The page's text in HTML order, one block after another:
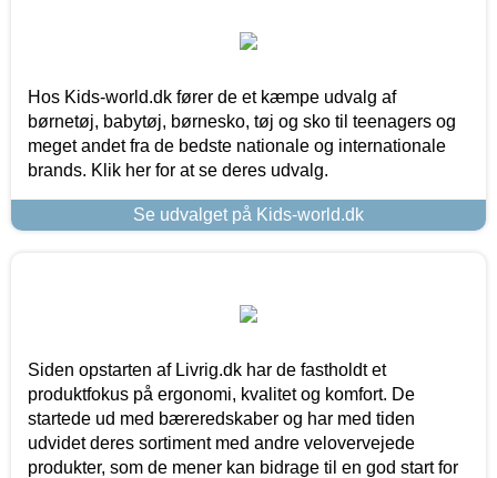
Hos Kids-world.dk fører de et kæmpe udvalg af
børnetøj, babytøj, børnesko, tøj og sko til teenagers og
meget andet fra de bedste nationale og internationale
brands. Klik her for at se deres udvalg.
Se udvalget på Kids-world.dk
Siden opstarten af Livrig.dk har de fastholdt et
produktfokus på ergonomi, kvalitet og komfort. De
startede ud med bæreredskaber og har med tiden
udvidet deres sortiment med andre velovervejede
produkter, som de mener kan bidrage til en god start for